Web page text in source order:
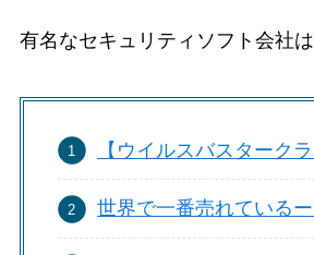
有名なセキュリティソフト会社は
【ウイルスバスタークラ
世界で一番売れている